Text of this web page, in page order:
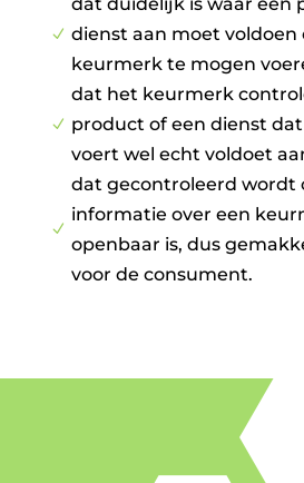
N dienst aan moet voldoen
keurmerk te mogen
N
dat het keurmerk
product of een dienst
voert wel echt voldoet
N
dat gecontroleerd wordt
informatie over een
openbaar is, dus
voor de consument.